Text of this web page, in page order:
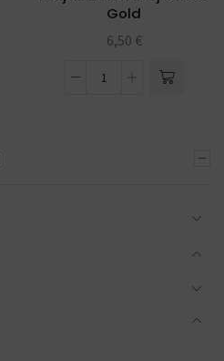
Gold
6,50 €